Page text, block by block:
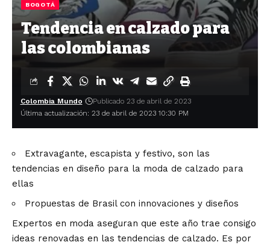
BOGOTÁ
Tendencia en calzado para
las colombianas
Última actualización: 23 de abril de 2023 10:30 PM
Colombia Mundo Publicado 23 de abril de 2023
Extravagante, escapista y festivo, son las
tendencias en diseño para la moda de calzado para
ellas
Propuestas de Brasil con innovaciones y diseños
Expertos en moda aseguran que este año trae consigo
ideas renovadas en las tendencias de calzado. Es por